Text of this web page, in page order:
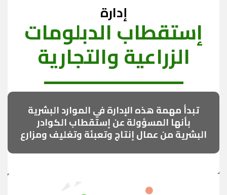
إدارة
إستقطاب الدبلومات
الزراعية والتجارية
تبدأ مهمة هذه الإدارة في الموارد البشرية
بأنها المسؤولة عن إستقطاب الكوادر
البشرية من عمال إنتاج وتعبئة وتغليف ومزارع